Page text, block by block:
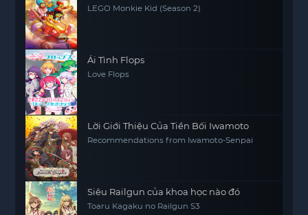
LEGO Monkie Kid (Season 2)
Ái Tình Flops
Love Flops
Lời Giới Thiệu Của Tiền Bối Iwamoto
Recommendations from Iwamoto-Senpai
Siêu Railgun của khoa học nào đó
Toaru Kagaku no Railgun S3